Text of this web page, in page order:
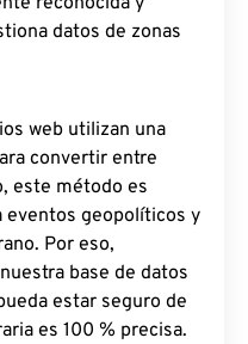
datos de zonas
web utilizan una
convertir entre
este método es
eventos geopolíticos y
Por eso,
base de datos
estar seguro de
es 100 % precisa.